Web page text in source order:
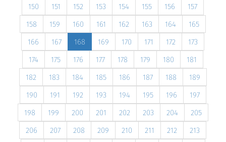
150
151 152 153 154 155 156
157
158
159 160 161 162 163 164
165
166
167 168 169 170 171 172
173
174
175 176 177 178 179 180
181
182
183 184 185 186 187 188
189
190
191 192 193 194 195 196
197
198
199 200 201 202 203 204
205
206
207 208 209 210 211 212
213